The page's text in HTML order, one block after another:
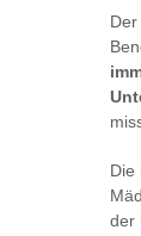
Die
der